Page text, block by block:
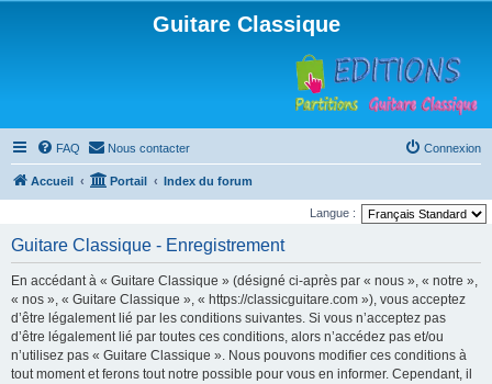
Guitare Classique
FAQ Nous contacter Connexion
Accueil Portail Index du forum
Langue :
Guitare Classique - Enregistrement
En accédant à « Guitare Classique » (désigné ci-après par « nous », « notre »,
« nos », « Guitare Classique », « https://classicguitare.com »), vous acceptez
d’être légalement lié par les conditions suivantes. Si vous n’acceptez pas
d’être légalement lié par toutes ces conditions, alors n’accédez pas et/ou
n’utilisez pas « Guitare Classique ». Nous pouvons modifier ces conditions à
tout moment et ferons tout notre possible pour vous en informer. Cependant, il